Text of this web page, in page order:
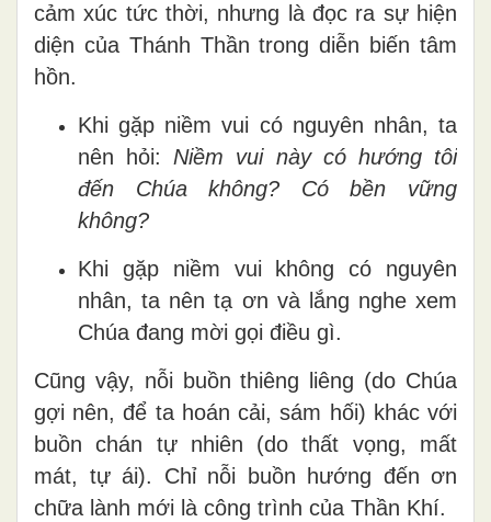
cảm xúc tức thời, nhưng là đọc ra sự hiện
diện của Thánh Thần trong diễn biến tâm
hồn.
Khi gặp niềm vui có nguyên nhân, ta
nên hỏi: Niềm vui này có hướng tôi
đến Chúa không? Có bền vững
không?
Khi gặp niềm vui không có nguyên
nhân, ta nên tạ ơn và lắng nghe xem
Chúa đang mời gọi điều gì.
Cũng vậy, nỗi buồn thiêng liêng (do Chúa
gợi nên, để ta hoán cải, sám hối) khác với
buồn chán tự nhiên (do thất vọng, mất
mát, tự ái). Chỉ nỗi buồn hướng đến ơn
chữa lành mới là công trình của Thần Khí.